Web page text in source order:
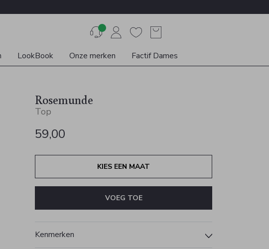
LookBook Onze merken Factif Dames
Rosemunde
Top
59,00
KIES EEN MAAT
VOEG TOE
Kenmerken